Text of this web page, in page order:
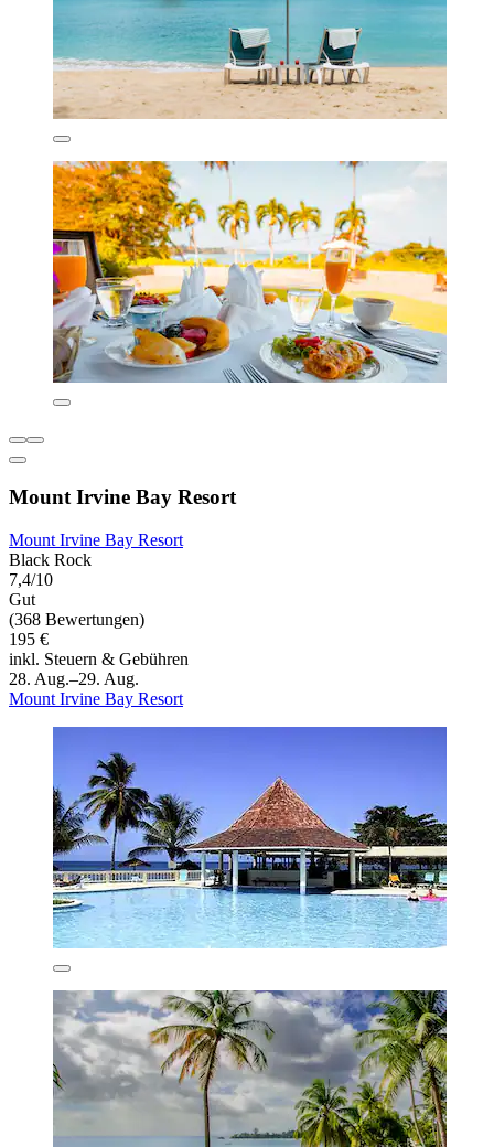
Mount Irvine Bay Resort
Mount Irvine Bay Resort
Black Rock
7,4/10
Gut
(368 Bewertungen)
195 €
inkl. Steuern & Gebühren
28. Aug.–29. Aug.
Mount Irvine Bay Resort